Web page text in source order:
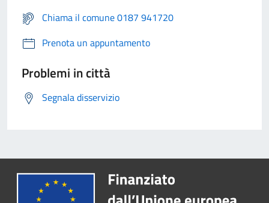
Chiama il comune 0187 941720
Prenota un appuntamento
Problemi in città
Segnala disservizio